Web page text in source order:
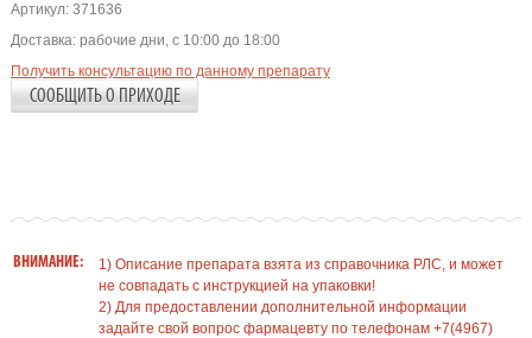
Артикул:371636
Доставка: рабочие дни, с 10:00 до 18:00
Получить консультацию по данному препарату
СООБЩИТЬ О ПРИХОДЕ
ВНИМАНИЕ:
1) Описание препарата взята из справочника РЛС, и может
не совпадать с инструкцией на упаковки!
2) Для предоставлении дополнительной информации
задайте свой вопрос фармацевту по телефонам +7(4967)